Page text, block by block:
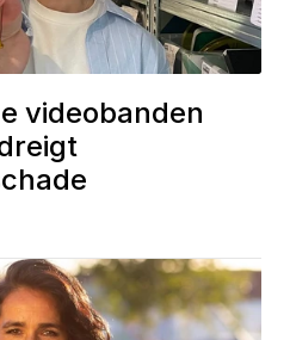
videobanden